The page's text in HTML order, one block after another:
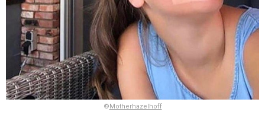
©Motherhazelhoff